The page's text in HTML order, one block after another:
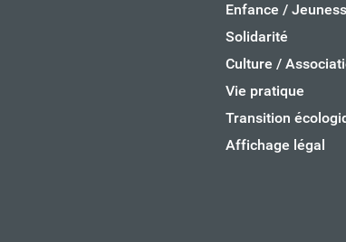
Enfance /
Solidarité
Culture /
Vie pratique
Transition
Affichage légal